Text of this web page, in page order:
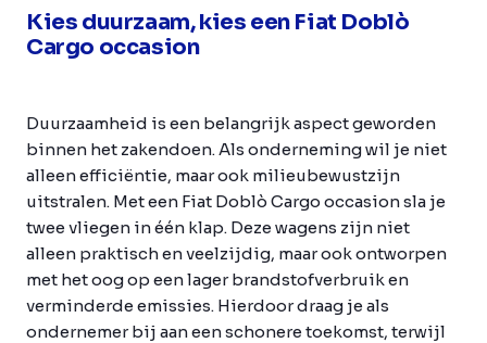
Kies duurzaam, kies een Fiat Doblò
Cargo occasion
Duurzaamheid is een belangrijk aspect geworden
binnen het zakendoen. Als onderneming wil je niet
alleen efficiëntie, maar ook milieubewustzijn
uitstralen. Met een Fiat Doblò Cargo occasion sla je
twee vliegen in één klap. Deze wagens zijn niet
alleen praktisch en veelzijdig, maar ook ontworpen
met het oog op een lager brandstofverbruik en
verminderde emissies. Hierdoor draag je als
ondernemer bij aan een schonere toekomst, terwijl